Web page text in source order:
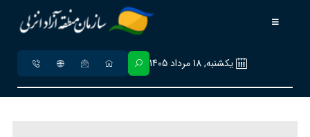
يکشنبه, 18 مرداد 1405